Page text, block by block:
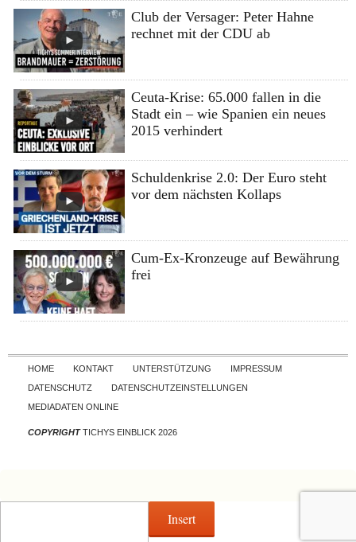
Club der Versager: Peter Hahne
rechnet mit der CDU ab
Ceuta-Krise: 65.000 fallen in die
Stadt ein – wie Spanien ein neues
2015 verhindert
Schuldenkrise 2.0: Der Euro steht
vor dem nächsten Kollaps
Cum-Ex-Kronzeuge auf Bewährung
frei
Skip to content
HOME KONTAKT UNTERSTÜTZUNG
IMPRESSUM
DATENSCHUTZ
DATENSCHUTZEINSTELLUNGEN
MEDIADATEN ONLINE
COPYRIGHTTICHYS EINBLICK 2026
Insert